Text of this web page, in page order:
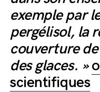
exemple par
pergélisol, la
couverture
des glaces. »
scientifiques